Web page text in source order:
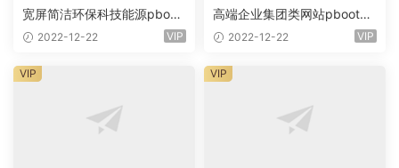
宽屏简洁环保科技能源pboot
cms模板(自适应手机) 蓝色集
2022-12-22 VIP
高端企业集团类网站pbootc
ms模板(自适应手机) 绿色新
2022-12-22 VIP
VIP VIP